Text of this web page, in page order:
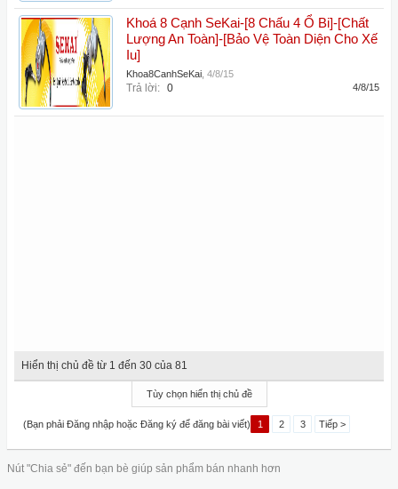
Khoá 8 Cạnh SeKai-[8 Chấu 4 Ổ Bi]-[Chất
Lượng An Toàn]-[Bảo Vệ Toàn Diện Cho Xế
Iu]
Khoa8CanhSeKai 4/8/15
Trả lời: 0 4/8/15
Hiển thị chủ đề từ 1 đến 30 của 81
Tùy chọn hiển thị chủ đề
(Bạn phải Đăng nhập hoặc Đăng ký để đăng bài viết) 1 2 3 Tiếp >
Nút "Chia sẻ" đến bạn bè giúp sản phẩm bán nhanh hơn